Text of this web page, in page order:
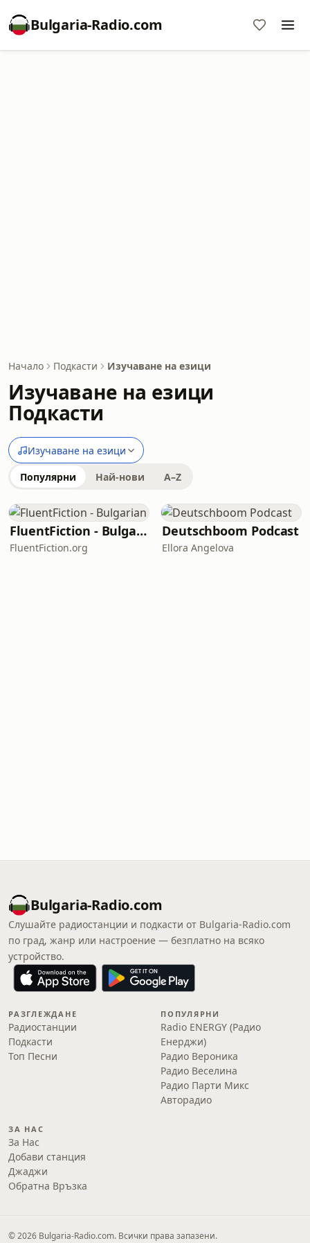
Bulgaria-Radio.com
Начало Подкасти Изучаване на езици
Изучаване на езици
Подкасти
Изучаване на езици
Популярни Най-нови A–Z
FluentFiction - Bulgarian
FluentFiction.org
Deutschboom Podcast
Ellora Angelova
Bulgaria-Radio.com
Слушайте радиостанции и подкасти от Bulgaria-Radio.com
по град, жанр или настроение — безплатно на всяко
устройство.
РАЗГЛЕЖДАНЕ
Радиостанции
Подкасти
Топ Песни
ПОПУЛЯРНИ
Radio ENERGY (Радио
Енерджи)
Радио Вероника
Радио Веселина
Радио Парти Микс
Авторадио
ЗА НАС
За Нас
Добави станция
Джаджи
Обратна Връзка
© 2026 Bulgaria-Radio.com. Всички права запазени.